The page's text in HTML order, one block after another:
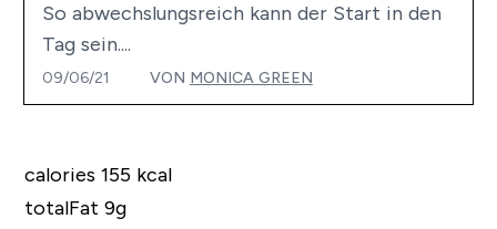
So abwechslungsreich kann der Start in den
Tag sein....
09/06/21 VON MONICA GREEN
calories 155 kcal
totalFat 9g